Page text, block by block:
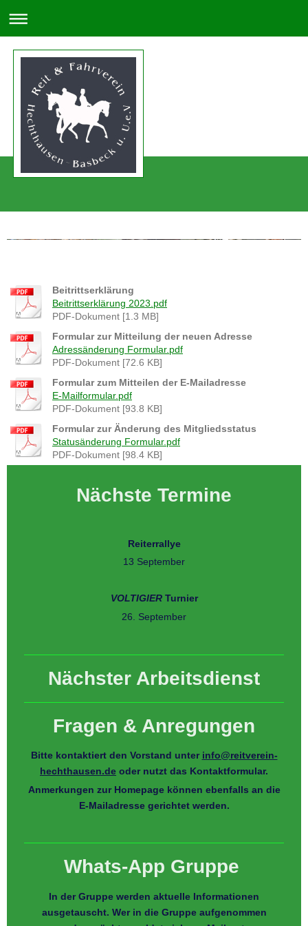
Beitrittserklärung
Beitrittserklärung 2023.pdf
PDF-Dokument [1.3 MB]
Formular zur Mitteilung der neuen Adresse
Adressänderung Formular.pdf
PDF-Dokument [72.6 KB]
Formular zum Mitteilen der E-Mailadresse
E-Mailformular.pdf
PDF-Dokument [93.8 KB]
Formular zur Änderung des Mitgliedsstatus
Statusänderung Formular.pdf
PDF-Dokument [98.4 KB]
Nächste Termine
Reiterrallye
13 September
VOLTIGIERTurnier
26. September
Nächster Arbeitsdienst
Fragen & Anregungen
Bitte kontaktiert den Vorstand unter info@reitverein-
hechthausen.de oder nutzt das Kontaktformular.
Anmerkungen zur Homepage können ebenfalls an die
E-Mailadresse gerichtet werden.
Whats-App Gruppe
In der Gruppe werden aktuelle Informationen
ausgetauscht. Wer in die Gruppe aufgenommen